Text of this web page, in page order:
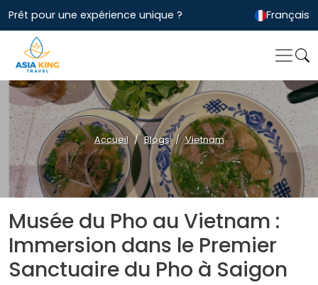
Prêt pour une expérience unique ? Français
Accueil Blogs Vietnam
Musée du Pho au Vietnam :
Immersion dans le Premier
Sanctuaire du Pho à Saigon